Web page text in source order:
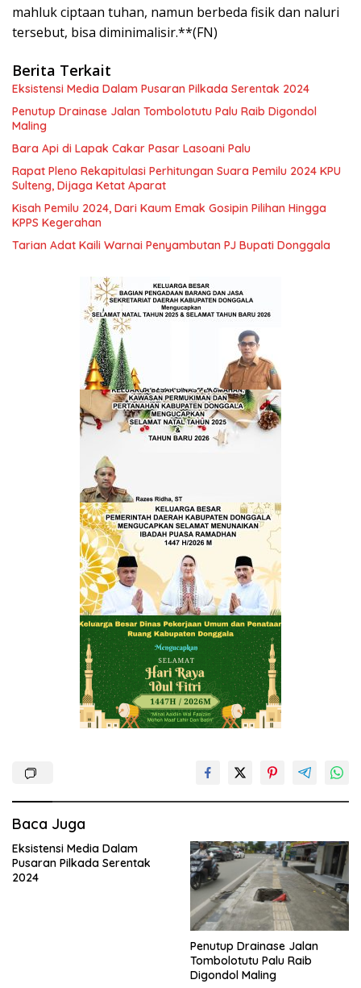
mahluk ciptaan tuhan, namun berbeda fisik dan naluri
tersebut, bisa diminimalisir.**(FN)
Berita Terkait
Eksistensi Media Dalam Pusaran Pilkada Serentak 2024
Penutup Drainase Jalan Tombolotutu Palu Raib Digondol
Maling
Bara Api di Lapak Cakar Pasar Lasoani Palu
Rapat Pleno Rekapitulasi Perhitungan Suara Pemilu 2024 KPU
Sulteng, Dijaga Ketat Aparat
Kisah Pemilu 2024, Dari Kaum Emak Gosipin Pilihan Hingga
KPPS Kegerahan
Tarian Adat Kaili Warnai Penyambutan PJ Bupati Donggala
Baca Juga
Eksistensi Media Dalam
Pusaran Pilkada Serentak
2024
Penutup Drainase Jalan
Tombolotutu Palu Raib
Digondol Maling